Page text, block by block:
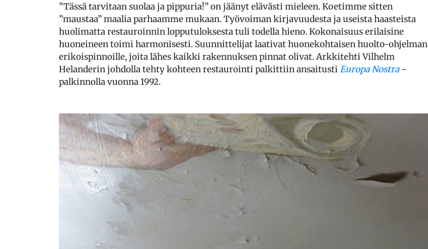
”Tässä tarvitaan suolaa ja pippuria!” on jäänyt elävästi mieleen. Koetimme sitten
”maustaa” maalia parhaamme mukaan. Työvoiman kirjavuudesta ja useista haasteista
huolimatta restauroinnin lopputuloksesta tuli todella hieno. Kokonaisuus erilaisine
huoneineen toimi harmonisesti. Suunnittelijat laativat huonekohtaisen huolto-ohjelman
erikoispinnoille, joita lähes kaikki rakennuksen pinnat olivat. Arkkitehti Vilhelm
Helanderin johdolla tehty kohteen restaurointi palkittiin ansaitusti Europa Nostra-
palkinnolla vuonna 1992.